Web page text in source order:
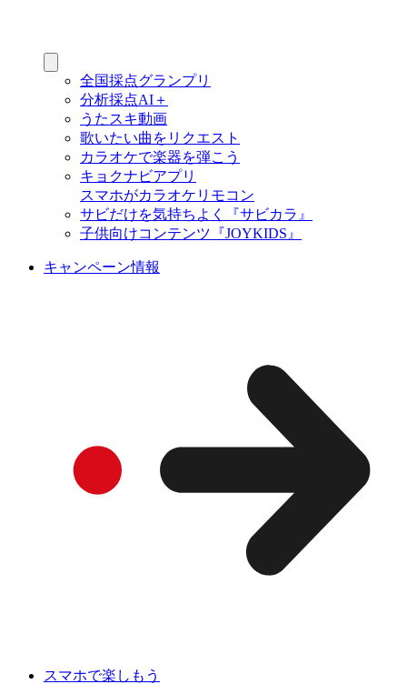
全国採点グランプリ
分析採点AI＋
うたスキ動画
歌いたい曲をリクエスト
カラオケで楽器を弾こう
キョクナビアプリ
スマホがカラオケリモコン
サビだけを気持ちよく『サビカラ』
子供向けコンテンツ『JOYKIDS』
キャンペーン情報
スマホで楽しもう